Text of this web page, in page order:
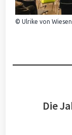
© Ulrike von
Die